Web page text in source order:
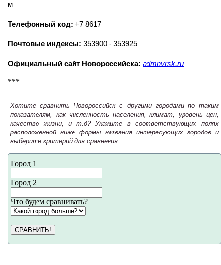
м
Телефонный код: +7 8617
Почтовые индексы: 353900 - 353925
Официальный сайт Новороссийска: admnvrsk.ru
***
Хотите сравнить Новороссийск с другими городами по таким
показателям, как численность населения, климат, уровень цен,
качество жизни, и т.д? Укажите в соответствующих полях
расположенной ниже формы названия интересующих городов и
выберите критерий для сравнения:
Город 1
Город 2
Что будем сравнивать?
СРАВНИТЬ!